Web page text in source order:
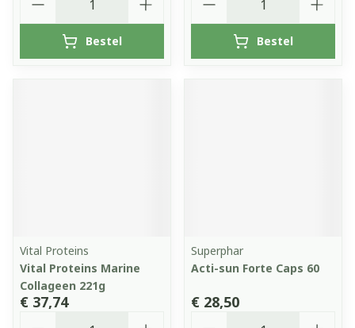
Bestel Bestel
Vital Proteins
Vital Proteins Marine
Collageen 221g
€ 37,74
Superphar
Acti-sun Forte Caps 60
€ 28,50